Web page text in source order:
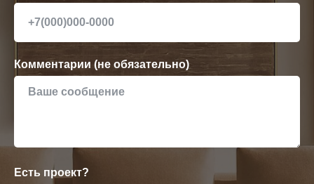
Комментарии (не обязательно)
Есть проект?